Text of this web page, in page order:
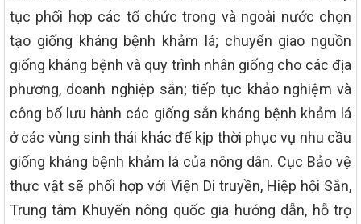
tục phối hợp các tổ chức trong và ngoài nước chọn
tạo giống kháng bệnh khảm lá; chuyển giao nguồn
giống kháng bệnh và quy trình nhân giống cho các địa
phương, doanh nghiệp sắn; tiếp tục khảo nghiệm và
công bố lưu hành các giống sắn kháng bệnh khảm lá
ở các vùng sinh thái khác để kịp thời phục vụ nhu cầu
giống kháng bệnh khảm lá của nông dân. Cục Bảo vệ
thực vật sẽ phối hợp với Viện Di truyền, Hiệp hội Sắn,
Trung tâm Khuyến nông quốc gia hướng dẫn, hỗ trợ